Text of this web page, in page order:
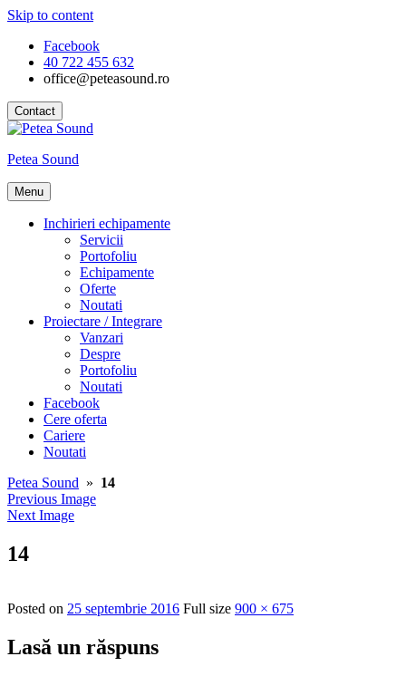
Skip to content
Facebook
40 722 455 632
office@peteasound.ro
Contact
Petea Sound
Menu
Inchirieri echipamente
Servicii
Portofoliu
Echipamente
Oferte
Noutati
Proiectare / Integrare
Vanzari
Despre
Portofoliu
Noutati
Facebook
Cere oferta
Cariere
Noutati
Petea Sound » 14
Previous Image
Next Image
14
Posted on 25 septembrie 2016 Full size 900 × 675
Lasă un răspuns